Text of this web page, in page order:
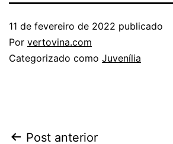
11 de fevereiro de 2022 publicado
Por vertovina.com
Categorizado como Juvenília
Post anterior